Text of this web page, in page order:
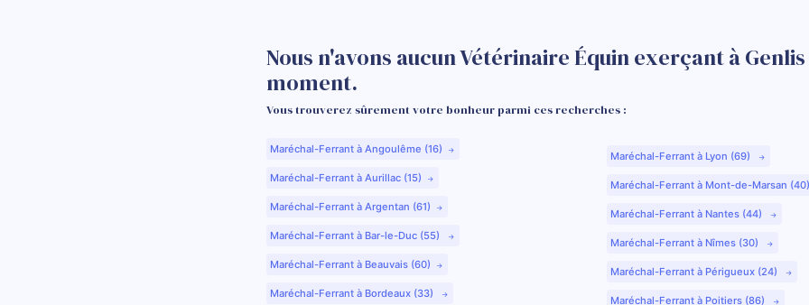
Nous n'avons aucun Vétérinaire Équin exerçant à
moment.
Vous trouverez sûrement votre bonheur parmi ces recherches :
Maréchal-Ferrant à Angoulême (16)
Maréchal-Ferrant à Aurillac (15)
Maréchal-Ferrant à Argentan (61)
Maréchal-Ferrant à Bar-le-Duc (55)
Maréchal-Ferrant à Beauvais (60)
Maréchal-Ferrant à Bordeaux (33)
Maréchal-Ferrant à Lyon (69)
Maréchal-Ferrant à Mont-de-Marsan
Maréchal-Ferrant à Nantes (44)
Maréchal-Ferrant à Nîmes (30)
Maréchal-Ferrant à Périgueux (24)
Maréchal-Ferrant à Poitiers (86)